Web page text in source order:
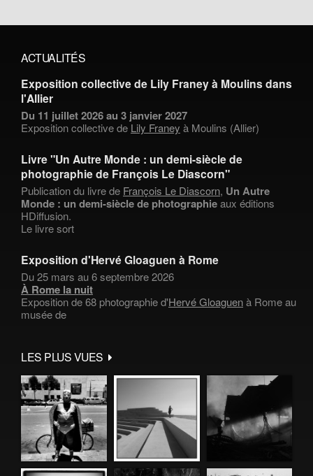
ACTUALITÉS
Exposition collective de Lily Franey à Moulins dans
l'Allier
Du 11 juillet 2026 au 3 janvier 2027
Exposition collective de Lily Franey à Moulins (Allier)
Livre "Un Autre Monde : un demi-siècle de
photographie de François Le Diascorn"
Publication du livre de François Le Diascorn, Un Autre
Monde : un demi-siècle de photographieaux éditions
HDiffusion.
Le livre sort
Exposition d'Hervé Gloaguen à Rome
Du 25 mars au 6 septembre 2026
À Rome la nuit
Exposition de 68 photographie d'Hervé Gloaguenà Rome au
musée de
LES PLUS VUES